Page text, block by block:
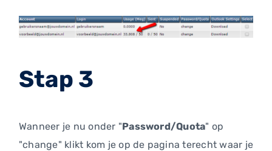
Stap 3
Wanneer je nu onder "Password/Quota" op
"change" klikt kom je op de pagina terecht waar je